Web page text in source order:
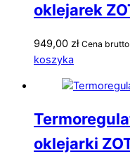
oklejarek
949,00 zł Cena
koszyka
oklejarki